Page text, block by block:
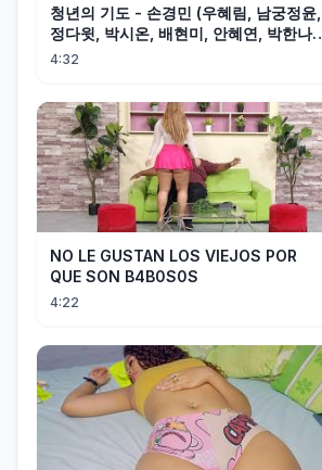
청년의 기도 - 손경민 (우혜림, 남궁정윤,
정다윗, 박시온, 배현미, 안혜연, 박한나),
(햇살콩 캘리)
4:32
NO LE GUSTAN LOS VIEJOS POR
QUE SON B4B0S0S
4:22